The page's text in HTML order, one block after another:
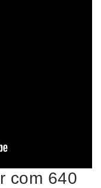
com 640